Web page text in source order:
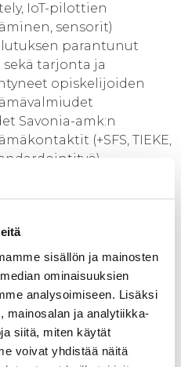
sisällön ja mainosten
ominaisuuksien
analysoimiseen. Lisäksi
mainosalan ja analytiikka-
siitä, miten käytät
voivat yhdistää näitä
IoT-pilottien
sensorit)
parantunut
sekä tarjonta ja
opiskelijoiden
Savonia-amk:n
(+SFS, TIEKE,
ja
järjestelmille
kautta)
osaaminen (IoT, BigData,
analysointimenetelmät,
liiketalous)